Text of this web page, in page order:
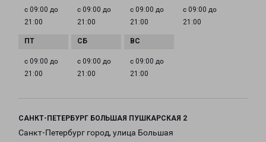
с 09:00 до
21:00
с 09:00 до
21:00
с 09:00 до
21:00
с 09:00 до
21:00
с 09:00 до
21:00
с 09:00 до
21:00
с 09:00 до
21:00
САНКТ-ПЕТЕРБУРГ БОЛЬШАЯ ПУШКАРСКАЯ 2
Санкт-Петербург город, улица Большая